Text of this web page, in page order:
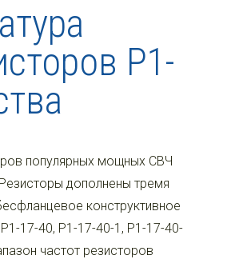
Р1-
популярных мощных СВЧ
дополнены тремя
конструктивное
17-40, Р1-17-40-1, Р1-17-40-
частот резисторов